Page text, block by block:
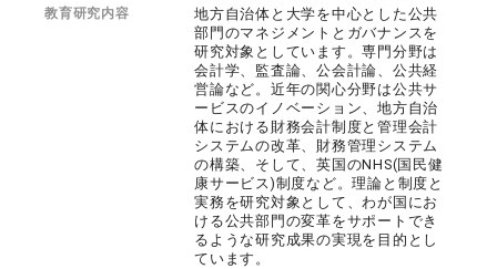
教育研究内容
地方自治体と大学を中心とした公共
部門のマネジメントとガバナンスを
研究対象としています。専門分野は
会計学、監査論、公会計論、公共経
営論など。近年の関心分野は公共サ
ービスのイノベーション、地方自治
体における財務会計制度と管理会計
システムの改革、財務管理システム
の構築、そして、英国のNHS(国民健
康サービス)制度など。理論と制度と
実務を研究対象として、わが国にお
ける公共部門の変革をサポートでき
るような研究成果の実現を目的とし
ています。